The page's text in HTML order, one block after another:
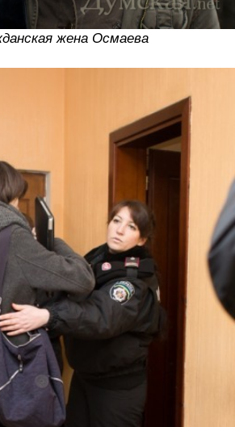
жена Осмаева